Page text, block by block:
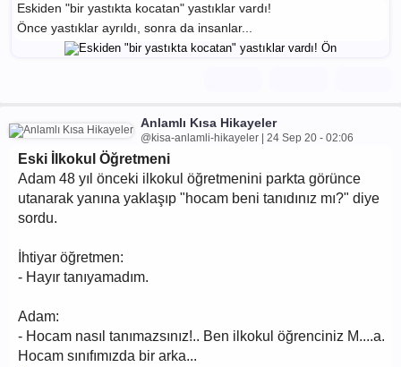
Eskiden "bir yastıkta kocatan" yastıklar vardı!
Önce yastıklar ayrıldı, sonra da insanlar...
Anlamlı Kısa Hikayeler
@kisa-anlamli-hikayeler | 24 Sep 20 - 02:06
Eski İlkokul Öğretmeni
Adam 48 yıl önceki ilkokul öğretmenini parkta görünce
utanarak yanına yaklaşıp "hocam beni tanıdınız mı?" diye
sordu.
İhtiyar öğretmen:
- Hayır tanıyamadım.
Adam:
- Hocam nasıl tanımazsınız!.. Ben ilkokul öğrenciniz M....a.
Hocam sınıfımızda bir arka...